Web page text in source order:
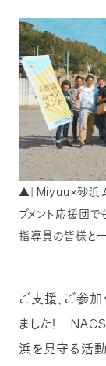
▲「Miyuu×砂浜ム
ブメント応援団
指導員の皆様と
ご支援、ご参加
ました！
浜を見守る活